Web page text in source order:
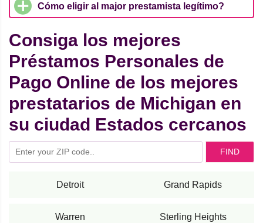
Cómo eligir al major prestamista legítimo?
Consiga los mejores
Préstamos Personales de
Pago Online de los mejores
prestatarios de Michigan en
su ciudad Estados cercanos
FIND
Detroit Grand Rapids
Warren Sterling Heights